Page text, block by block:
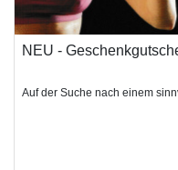
NEU -
Auf der Suche nach einem